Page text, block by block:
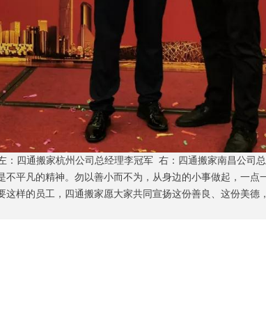
：四通搬家杭州公司总经理李冠军 右：四通搬家南昌公司
不平凡的精神。勿以善小而不为，从身边的小事做起，一点
这样的员工，四通搬家愿大家共同宣扬这份善良、这份美